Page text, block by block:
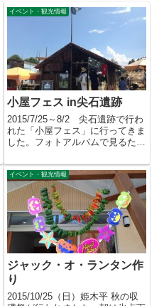
イベント・観光情報
小屋フェス in尖石遺跡
2015/7/25～8/2 尖石遺跡で行わ
れた「小屋フェス」に行ってきま
した。フォトアルバムで見るたく
イベント・観光情報
ジャック・オ・ランタン作
り
2015/10/25（日）姫木平 秋の収